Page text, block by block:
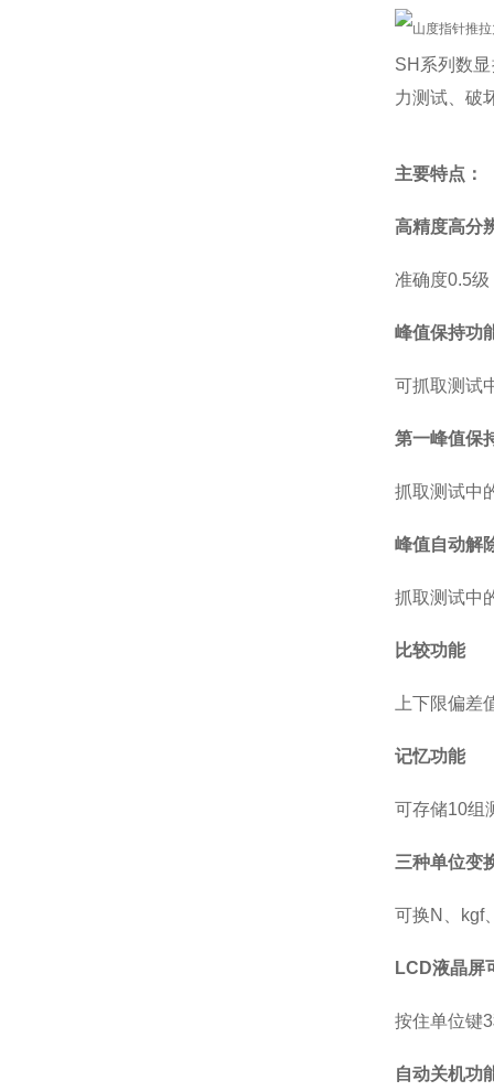
SH系列数
力测试、破
主要特点：
高精度高分
准确度0.5
峰值保持功
可抓取测试
第一峰值保
抓取测试中
峰值自动解
抓取测试中
比较功能
上下限偏
记忆功能
可存储10组
三种单位变
可换N、kgf
LCD液晶屏
按住单位键
自动关机功